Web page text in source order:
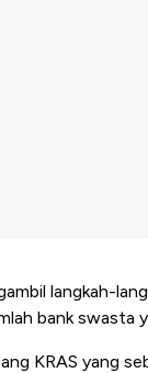
langkah-
bank swasta
KRAS yang